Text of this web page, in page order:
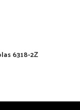
6318-2Z